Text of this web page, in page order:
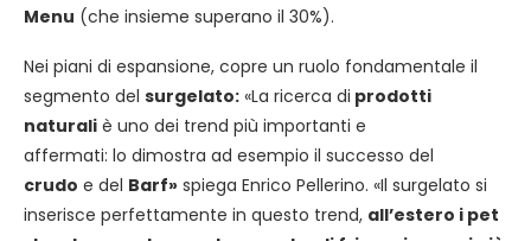
Menu (che insieme superano il 30%).
Nei piani di espansione, copre un ruolo fondamentale il
segmento del surgelato: «La ricerca di prodotti
naturali è uno dei trend più importanti e
affermati: lo dimostra ad esempio il successo del
crudo e del Barf» spiega Enrico Pellerino. «Il surgelato si
inserisce perfettamente in questo trend, all’estero i pet